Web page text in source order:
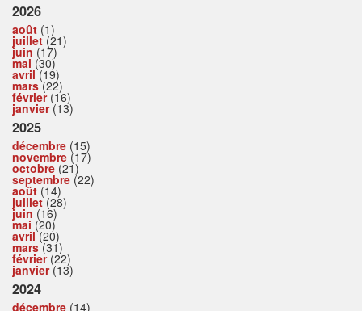
2026
août (1)
juillet(21)
juin (17)
mai (30)
avril(19)
mars(22)
février(16)
janvier(13)
2025
décembre (15)
novembre (17)
octobre (21)
septembre (22)
août (14)
juillet(28)
juin (16)
mai (20)
avril(20)
mars(31)
février(22)
janvier(13)
2024
décembre (14)